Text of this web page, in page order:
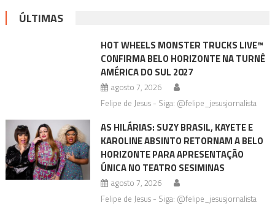
ÚLTIMAS
HOT WHEELS MONSTER TRUCKS LIVE™
CONFIRMA BELO HORIZONTE NA TURNÊ
AMÉRICA DO SUL 2027
agosto 7, 2026
Felipe de Jesus - Siga: @felipe_jesusjornalista
AS HILÁRIAS: SUZY BRASIL, KAYETE E
KAROLINE ABSINTO RETORNAM A BELO
HORIZONTE PARA APRESENTAÇÃO
ÚNICA NO TEATRO SESIMINAS
agosto 7, 2026
Felipe de Jesus - Siga: @felipe_jesusjornalista